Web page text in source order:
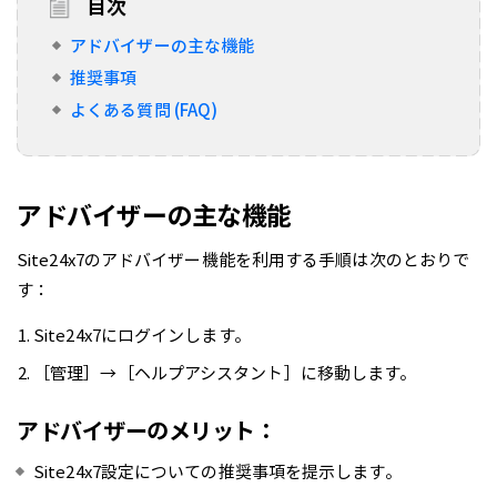
目次
アドバイザーの主な機能
推奨事項
よくある質問 (FAQ)
アドバイザーの主な機能
Site24x7のアドバイザー機能を利用する手順は次のとおりで
す：
Site24x7にログインします。
［管理］→［ヘルプアシスタント］に移動します。
アドバイザーのメリット：
Site24x7設定についての推奨事項を提示します。